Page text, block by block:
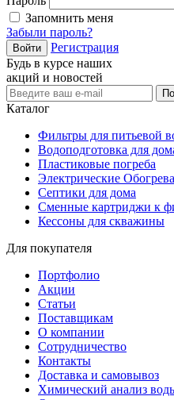
Запомнить меня
Забыли пароль?
Войти
Регистрация
Будь в курсе наших
акций и новостей
Каталог
Фильтры для питьевой
Водоподготовка для
Пластиковые погреба
Электрические
Септики для дома
Сменные картриджи к
Кессоны для скважины
Для покупателя
Портфолио
Акции
Статьи
Поставщикам
О компании
Сотрудничество
Контакты
Доставка и самовывоз
Химический анализ